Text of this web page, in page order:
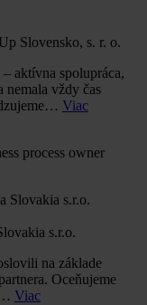
Slovensko, s. r. o.
aktívna spolupráca,
nemala vždy čas
Viac
process owner
s.r.o.
na základe
Oceňujeme
Viac